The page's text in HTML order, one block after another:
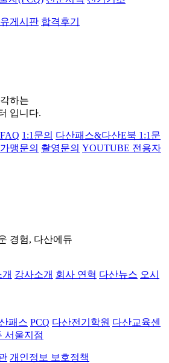
게시판 합격후기
하는
입니다.
FAQ 1:1문의 다산패스&다산E북 1:1문
가맹문의 촬영문의 YOUTUBE 전용자
경험, 다산에듀
강사소개 회사 연혁 다산뉴스 오시
패스 PCQ 다산전기학원 다산교육센
서울지점
개인정보 보호정책